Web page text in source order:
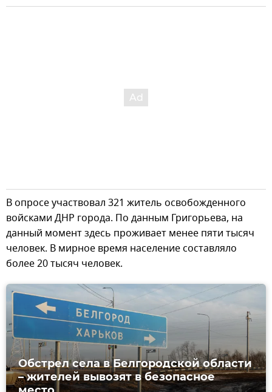
В опросе участвовал 321 житель освобожденного
войсками ДНР города. По данным Григорьева, на
данный момент здесь проживает менее пяти тысяч
человек. В мирное время население составляло
более 20 тысяч человек.
Обстрел села в Белгородской области
– жителей вывозят в безопасное